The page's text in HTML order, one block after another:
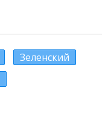
Зеленский